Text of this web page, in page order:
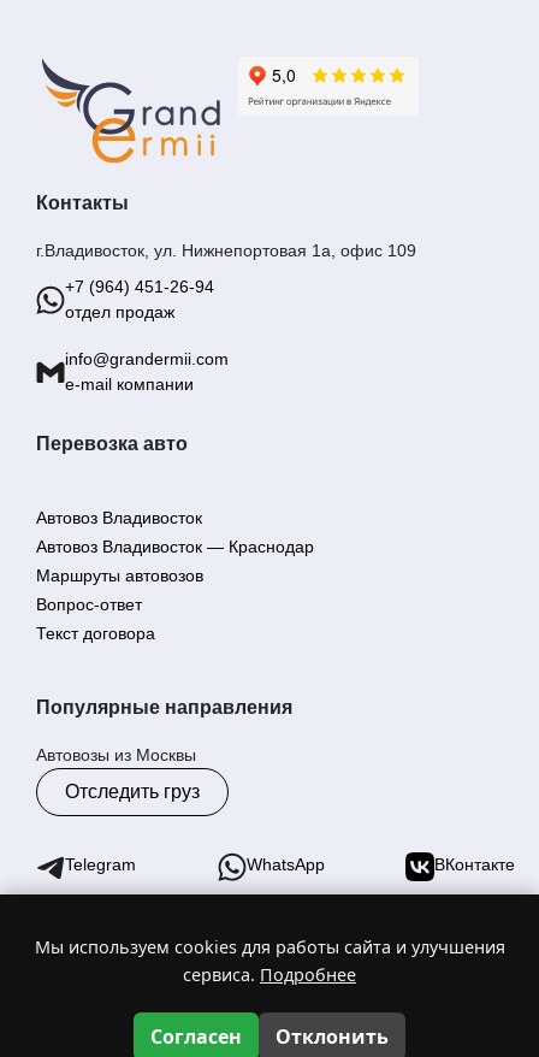
Контакты
г.Владивосток, ул. Нижнепортовая 1а, офис 109
+7 (964) 451-26-94
отдел продаж
info@grandermii.com
e-mail компании
Перевозка авто
Автовоз Владивосток
Автовоз Владивосток — Краснодар
Маршруты автовозов
Вопрос-ответ
Текст договора
Популярные направления
Автовозы из Москвы
Отследить груз
Telegram WhatsApp ВКонтакте
© 2025 Гранд Эрмий - автовозы по России. Торговая марка
№1055640
Цены на сайте не являются офертой
Мы используем cookies для работы сайта и улучшения
сервиса. Подробнее
Согласен Отклонить